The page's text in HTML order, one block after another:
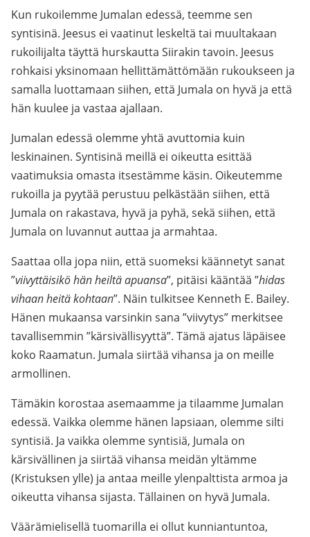
Kun rukoilemme Jumalan edessä, teemme sen
syntisinä. Jeesus ei vaatinut leskeltä tai muultakaan
rukoilijalta täyttä hurskautta Siirakin tavoin. Jeesus
rohkaisi yksinomaan hellittämättömään rukoukseen ja
samalla luottamaan siihen, että Jumala on hyvä ja että
hän kuulee ja vastaa ajallaan.
Jumalan edessä olemme yhtä avuttomia kuin
leskinainen. Syntisinä meillä ei oikeutta esittää
vaatimuksia omasta itsestämme käsin. Oikeutemme
rukoilla ja pyytää perustuu pelkästään siihen, että
Jumala on rakastava, hyvä ja pyhä, sekä siihen, että
Jumala on luvannut auttaa ja armahtaa.
Saattaa olla jopa niin, että suomeksi käännetyt sanat
”viivyttäisikö hän heiltä apuansa”, pitäisi kääntää ”hidas
vihaan heitä kohtaan”. Näin tulkitsee Kenneth E. Bailey.
Hänen mukaansa varsinkin sana ”viivytys” merkitsee
tavallisemmin ”kärsivällisyyttä”. Tämä ajatus läpäisee
koko Raamatun. Jumala siirtää vihansa ja on meille
armollinen.
Tämäkin korostaa asemaamme ja tilaamme Jumalan
edessä. Vaikka olemme hänen lapsiaan, olemme silti
syntisiä. Ja vaikka olemme syntisiä, Jumala on
kärsivällinen ja siirtää vihansa meidän yltämme
(Kristuksen ylle) ja antaa meille ylenpalttista armoa ja
oikeutta vihansa sijasta. Tällainen on hyvä Jumala.
Väärämielisellä tuomarilla ei ollut kunniantuntoa,